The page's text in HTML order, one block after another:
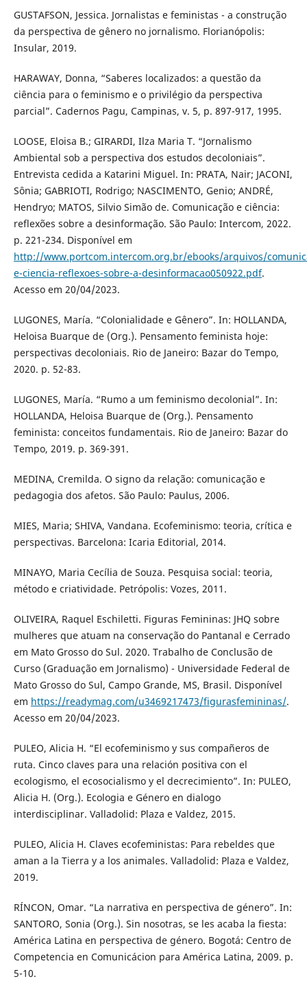
GUSTAFSON, Jessica. Jornalistas e feministas - a construção
da perspectiva de gênero no jornalismo. Florianópolis:
Insular, 2019.
HARAWAY, Donna, “Saberes localizados: a questão da
ciência para o feminismo e o privilégio da perspectiva
parcial”. Cadernos Pagu, Campinas, v. 5, p. 897-917, 1995.
LOOSE, Eloisa B.; GIRARDI, Ilza Maria T. “Jornalismo
Ambiental sob a perspectiva dos estudos decoloniais”.
Entrevista cedida a Katarini Miguel. In: PRATA, Nair; JACONI,
Sônia; GABRIOTI, Rodrigo; NASCIMENTO, Genio; ANDRÉ,
Hendryo; MATOS, Silvio Simão de. Comunicação e ciência:
reflexões sobre a desinformação. São Paulo: Intercom, 2022.
p. 221-234. Disponível em
http://www.portcom.intercom.org.br/ebooks/arquivos/
e-ciencia-reflexoes-sobre-a-desinformacao050922.pdf.
Acesso em 20/04/2023.
LUGONES, María. “Colonialidade e Gênero”. In: HOLLANDA,
Heloisa Buarque de (Org.). Pensamento feminista hoje:
perspectivas decoloniais. Rio de Janeiro: Bazar do Tempo,
2020. p. 52-83.
LUGONES, María. “Rumo a um feminismo decolonial”. In:
HOLLANDA, Heloisa Buarque de (Org.). Pensamento
feminista: conceitos fundamentais. Rio de Janeiro: Bazar do
Tempo, 2019. p. 369-391.
MEDINA, Cremilda. O signo da relação: comunicação e
pedagogia dos afetos. São Paulo: Paulus, 2006.
MIES, Maria; SHIVA, Vandana. Ecofeminismo: teoria, crítica e
perspectivas. Barcelona: Icaria Editorial, 2014.
MINAYO, Maria Cecília de Souza. Pesquisa social: teoria,
método e criatividade. Petrópolis: Vozes, 2011.
OLIVEIRA, Raquel Eschiletti. Figuras Femininas: JHQ sobre
mulheres que atuam na conservação do Pantanal e Cerrado
em Mato Grosso do Sul. 2020. Trabalho de Conclusão de
Curso (Graduação em Jornalismo) - Universidade Federal de
Mato Grosso do Sul, Campo Grande, MS, Brasil. Disponível
em https://readymag.com/u3469217473/figurasfemininas/.
Acesso em 20/04/2023.
PULEO, Alicia H. “El ecofeminismo y sus compañeros de
ruta. Cinco claves para una relación positiva con el
ecologismo, el ecosocialismo y el decrecimiento”. In: PULEO,
Alicia H. (Org.). Ecologia e Género en dialogo
interdisciplinar. Valladolid: Plaza e Valdez, 2015.
PULEO, Alicia H. Claves ecofeministas: Para rebeldes que
aman a la Tierra y a los animales. Valladolid: Plaza e Valdez,
2019.
RÍNCON, Omar. “La narrativa en perspectiva de género”. In:
SANTORO, Sonia (Org.). Sin nosotras, se les acaba la fiesta:
América Latina en perspectiva de género. Bogotá: Centro de
Competencia en Comunicácion para América Latina, 2009. p.
5-10.